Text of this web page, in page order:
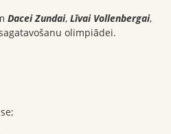
Dacei Zundai, Līvai Vollenbergai,
olimpiādei.